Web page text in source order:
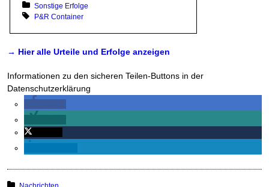
Posted in:
Sonstige Erfolge
Tagged with:
P&R Container
→ Hier alle Urteile und Erfolge anzeigen
Informationen zu den sicheren Teilen-Buttons in der
Datenschutzerklärung